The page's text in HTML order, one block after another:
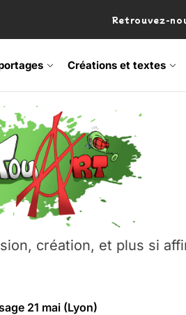
Retrouvez-
Créations et textes
création, et plus si
21 mai (Lyon)
18 juillet (Vaulx-en-Velin)
Michaël Moretti & Pierre
à l’Établi (Haute-Savoie)
21 mai (Lyon)